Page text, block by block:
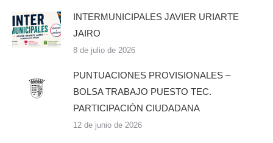
INTERMUNICIPALES JAVIER URIARTE
JAIRO
8 de julio de 2026
PUNTUACIONES PROVISIONALES –
BOLSA TRABAJO PUESTO TEC.
PARTICIPACIÓN CIUDADANA
12 de junio de 2026